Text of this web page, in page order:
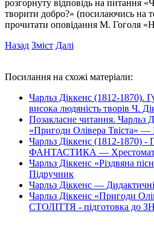
розгорнуту відповідь на питання
творити добро?» (посилаючись на
прочитати оповідання М. Гоголя
Назад Зміст Далі
Посилання на схожі матеріали:
Чарльз Діккенс (1812-1870).
висока людяність творів Ч.
Позакласне читання. Чарльз
«Пригоди Олівера Твіста» —
Чарльз Діккенс (1812-1870)
ФАНТАСТИКА —
Чарльз Діккенс «Різдвяна
Підручник
Чарльз Діккенс — Дидактичні
Чарльз Діккенс «Пригоди
СТОЛІТТЯ - підготовка до